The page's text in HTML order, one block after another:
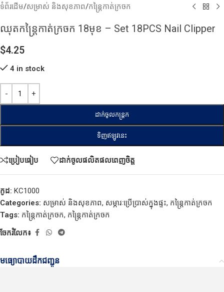
ទំព័រដើម/សម្រាស់ និងសុខភាព/កន្ត្រៃកាត់ក្រចក
ឈុតកន្ត្រៃកាត់ក្រចក 18មុខ – Set 18PCS Nail Clipper
$4.25
4 in stock
ដាក់ចូលកន្ត្រក
ទិញឥឡូវនេះ
ប្រៀបធៀប ដាក់ចូលផលិតផលពេញចិត្ត
កូដ: KC1000
Categories: សម្រាស់ និងសុខភាព, សម្ភារៈប្រើប្រាស់ក្នុងផ្ទះ, កន្ត្រៃកាត់ក្រចក
Tags: កន្ត្រៃកាត់ក្រចក, កន្ត្រៃកាត់ក្រចក
ចែករំលែក៖
មធ្យោបាយដឹកជញ្ជូន